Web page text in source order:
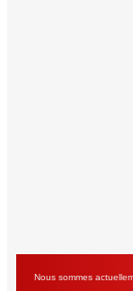
Nous sommes